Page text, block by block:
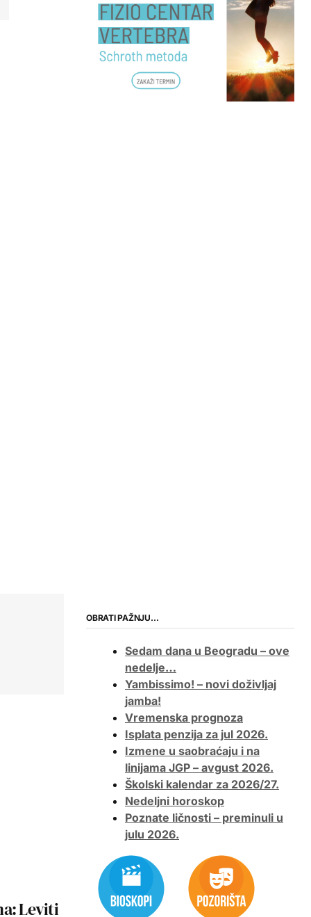
Leviti
OBRATI PAŽNJU…
Sedam dana u Beogradu – ove
nedelje…
Yambissimo! – novi doživljaj
jamba!
Vremenska prognoza
Isplata penzija za jul 2026.
Izmene u saobraćaju i na
linijama JGP – avgust 2026.
Školski kalendar za 2026/27.
Nedeljni horoskop
Poznate ličnosti – preminuli u
julu 2026.